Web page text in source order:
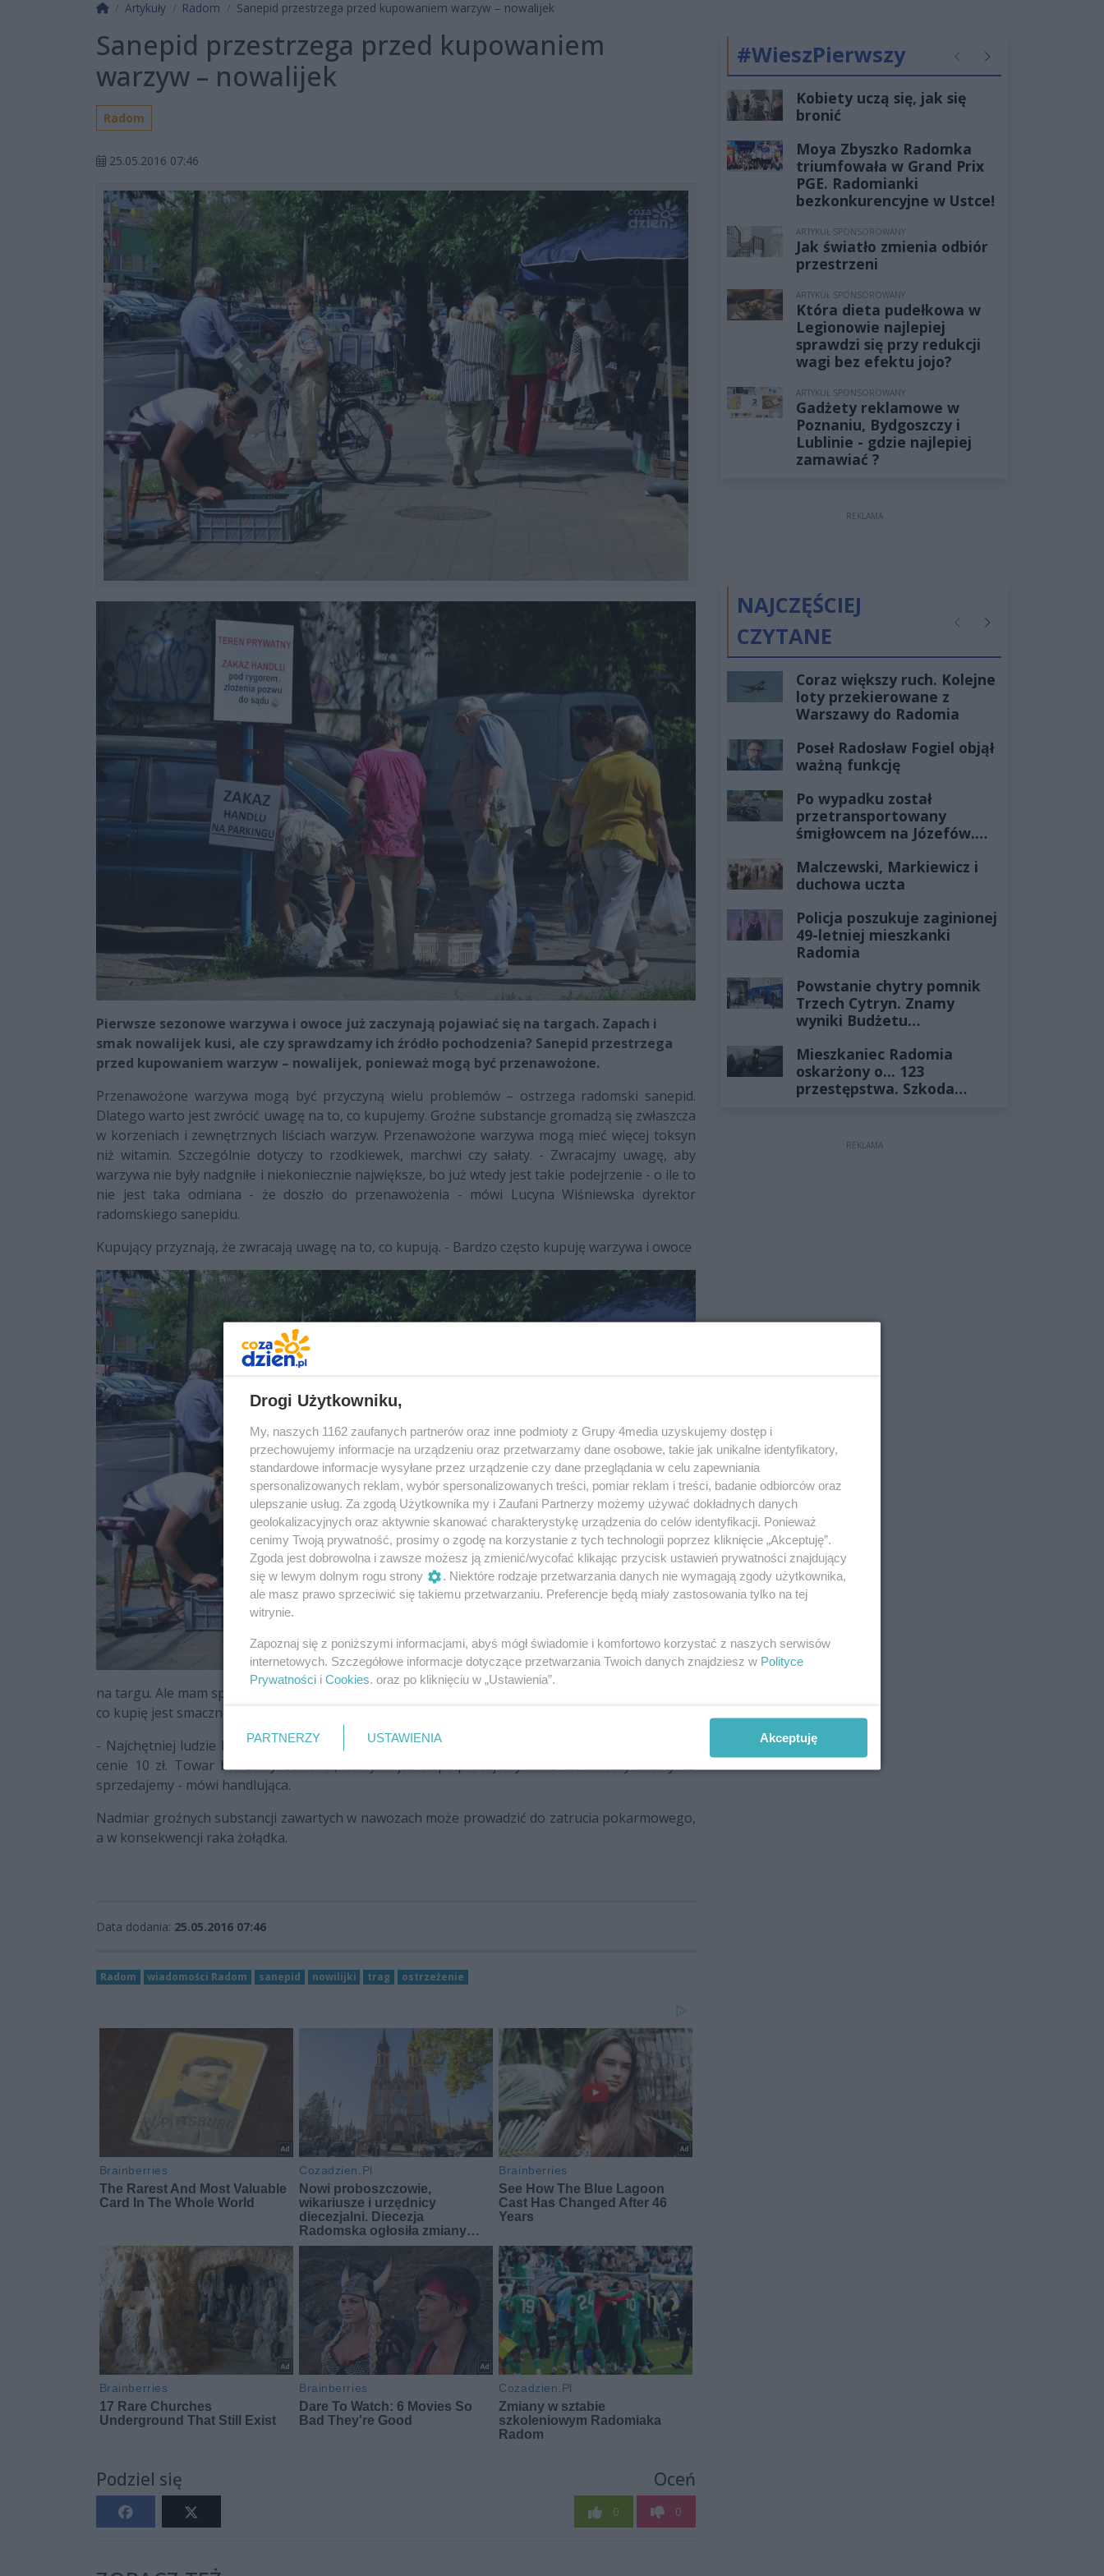
Strona główna
Artykuły Radom Sanepid przestrzega przed kupowaniem warzyw – nowalijek
Sanepid przestrzega przed kupowaniem
warzyw – nowalijek
Radom
25.05.2016 07:46
Pierwsze sezonowe warzywa i owoce już zaczynają pojawiać się na targach. Zapach i
smak nowalijek kusi, ale czy sprawdzamy ich źródło pochodzenia? Sanepid przestrzega
przed kupowaniem warzyw – nowalijek, ponieważ mogą być przenawożone.
Przenawożone warzywa mogą być przyczyną wielu problemów – ostrzega radomski sanepid.
Dlatego warto jest zwrócić uwagę na to, co kupujemy. Groźne substancje gromadzą się zwłaszcza
w korzeniach i zewnętrznych liściach warzyw. Przenawożone warzywa mogą mieć więcej toksyn
niż witamin. Szczególnie dotyczy to rzodkiewek, marchwi czy sałaty. - Zwracajmy uwagę, aby
warzywa nie były nadgniłe i niekoniecznie największe, bo już wtedy jest takie podejrzenie - o ile to
nie jest taka odmiana - że doszło do przenawożenia - mówi Lucyna Wiśniewska dyrektor
radomskiego sanepidu.
Kupujący przyznają, że zwracają uwagę na to, co kupują. - Bardzo często kupuję warzywa i owoce
na targu. Ale mam sprawdzone miejsce, do którego zawsze chodzę, dlatego mam pewność, że to
co kupię jest smaczne i zdrowe – przyznaje pani Halina.
- Najchętniej ludzie kupują sałatę, rzodkiewki, botwiny. Pojawiła się fasolka, nawet w sensownej
cenie 10 zł. Towar bierzemy od ludzi, którymi już współpracujemy kilka lat i wtedy wiemy co
sprzedajemy - mówi handlująca.
Nadmiar groźnych substancji zawartych w nawozach może prowadzić do zatrucia pokarmowego,
a w konsekwencji raka żołądka.
Data dodania: 25.05.2016 07:46
Radom wiadomości Radom sanepid nowilijki trag ostrzeżenie
Podziel się Oceń
0 0
#WieszPierwszy PoprzednieNastępne
Kobiety uczą się, jak się
bronić
Moya Zbyszko Radomka
triumfowała w Grand Prix
PGE. Radomianki
bezkonkurencyjne w Ustce!
ARTYKUŁ SPONSOROWANY
Jak światło zmienia odbiór
przestrzeni
ARTYKUŁ SPONSOROWANY
Która dieta pudełkowa w
Legionowie najlepiej
sprawdzi się przy redukcji
wagi bez efektu jojo?
ARTYKUŁ SPONSOROWANY
Gadżety reklamowe w
Poznaniu, Bydgoszczy i
Lublinie - gdzie najlepiej
zamawiać ?
REKLAMA
NAJCZĘŚCIEJ
CZYTANE
PoprzednieNastępne
Coraz większy ruch. Kolejne
loty przekierowane z
Warszawy do Radomia
Poseł Radosław Fogiel objął
ważną funkcję
Po wypadku został
przetransportowany
śmigłowcem na Józefów.
żyłach
Malczewski, Markiewicz i
duchowa uczta
Policja poszukuje zaginionej
49-letniej mieszkanki
Radomia
Powstanie chytry pomnik
Trzech Cytryn. Znamy
wyniki Budżetu
Mieszkaniec Radomia
oskarżony o... 123
przestępstwa. Szkoda
REKLAMA
Drogi Użytkowniku,
My, naszych 1162 zaufanych partnerów oraz inne podmioty z Grupy 4media uzyskujemy dostęp i
przechowujemy informacje na urządzeniu oraz przetwarzamy dane osobowe, takie jak unikalne identyfikatory,
standardowe informacje wysyłane przez urządzenie czy dane przeglądania w celu zapewniania
spersonalizowanych reklam, wybór spersonalizowanych treści, pomiar reklam i treści, badanie odbiorców oraz
ulepszanie usług. Za zgodą Użytkownika my i Zaufani Partnerzy możemy używać dokładnych danych
geolokalizacyjnych oraz aktywnie skanować charakterystykę urządzenia do celów identyfikacji. Ponieważ
cenimy Twoją prywatność, prosimy o zgodę na korzystanie z tych technologii poprzez kliknięcie „Akceptuję”.
Zgoda jest dobrowolna i zawsze możesz ją zmienić/wycofać klikając przycisk ustawień prywatności znajdujący
się w lewym dolnym rogu strony
. Niektóre rodzaje przetwarzania danych nie wymagają zgody użytkownika,
ale masz prawo sprzeciwić się takiemu przetwarzaniu. Preferencje będą miały zastosowania tylko na tej
witrynie.
Zapoznaj się z poniższymi informacjami, abyś mógł świadomie i komfortowo korzystać z naszych serwisów
internetowych. Szczegółowe informacje dotyczące przetwarzania Twoich danych znajdziesz w Polityce
Prywatności i Cookies. oraz po kliknięciu w „Ustawienia”.
PARTNERZY USTAWIENIA Akceptuję